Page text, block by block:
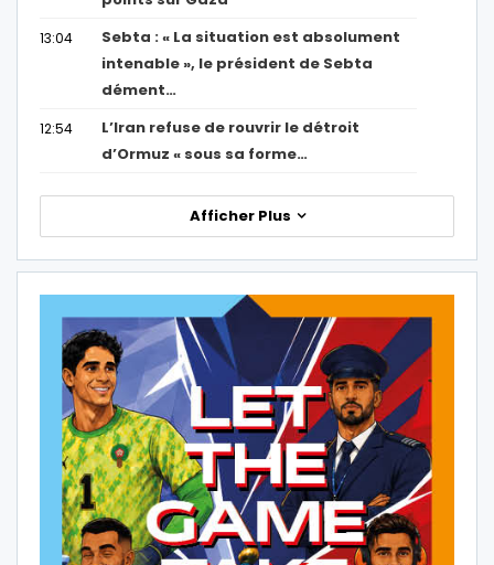
13:04
Sebta : « La situation est absolument
intenable », le président de Sebta
dément…
12:54
L’Iran refuse de rouvrir le détroit
d’Ormuz « sous sa forme…
Afficher Plus